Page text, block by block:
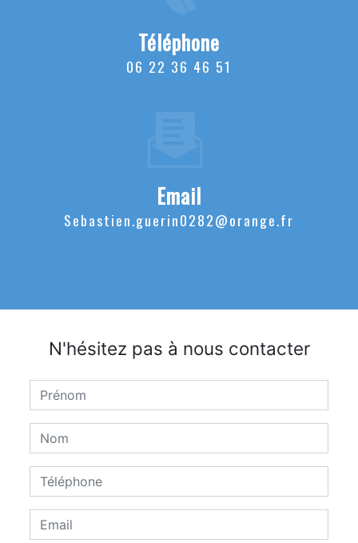
Téléphone
06 22 36 46 51
Email
sebastien.guerin0282@orange.fr
N'hésitez pas à nous contacter